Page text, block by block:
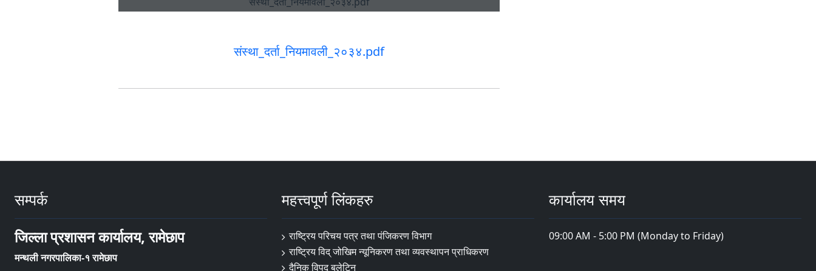
संस्था_दर्ता_नियमावली_२०३४.pdf
सम्पर्क
जिल्ला प्रशासन कार्यालय, रामेछाप
मन्थली नगरपालिका-१ रामेछाप
महत्त्वपूर्ण लिंकहरु
राष्ट्रिय परिचय पत्र तथा पंजिकरण विभाग
राष्ट्रिय विद् जोखिम न्यूनिकरण तथा व्यवस्थापन प्राधिकरण
दैनिक विपद् बुलेटिन
कार्यालय समय
09:00 AM - 5:00 PM (Monday to Friday)